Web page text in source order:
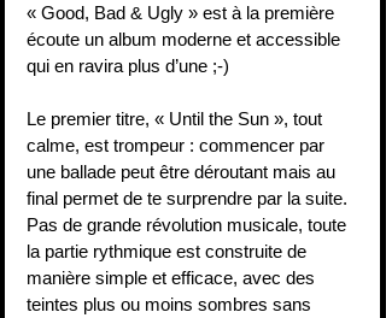
« Good, Bad & Ugly » est à la première
écoute un album moderne et accessible
qui en ravira plus d’une ;-)
Le premier titre, « Until the Sun », tout
calme, est trompeur : commencer par
une ballade peut être déroutant mais au
final permet de te surprendre par la suite.
Pas de grande révolution musicale, toute
la partie rythmique est construite de
manière simple et efficace, avec des
teintes plus ou moins sombres sans